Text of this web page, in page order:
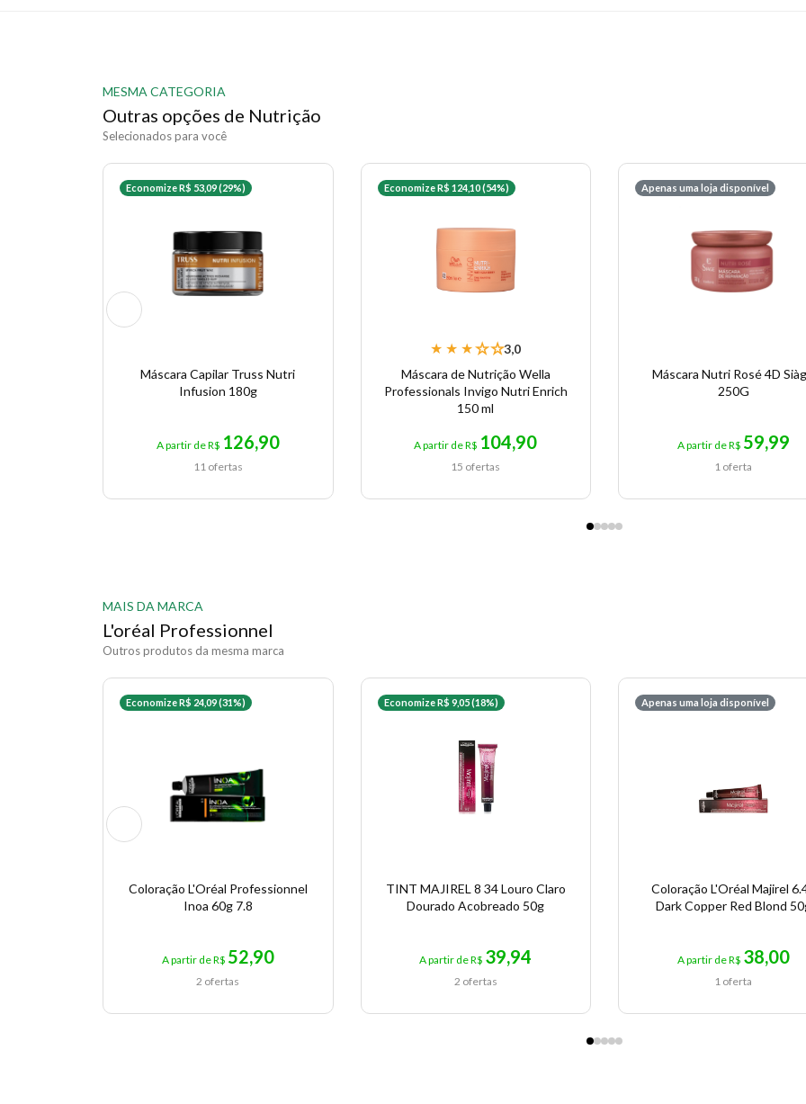
MESMA CATEGORIA
Outras opções de Nutrição
Selecionados para você
Economize R$ 53,09 (29%)
Máscara Capilar Truss Nutri
Infusion 180g
A partir de R$ 126,90
11 ofertas
Economize R$ 124,10 (54%)
★ ★ ★ ★★3,0
Máscara de Nutrição Wella
Professionals Invigo Nutri Enrich
150 ml
A partir de R$ 104,90
15 ofertas
Apenas uma loja disponível
Máscara Nutri Rosé 4D
250G
A partir de R$ 59,99
1 oferta
MAIS DA MARCA
L'oréal Professionnel
Outros produtos da mesma marca
Economize R$ 24,09 (31%)
Coloração L'Oréal Professionnel
Inoa 60g 7.8
A partir de R$ 52,90
2 ofertas
Economize R$ 9,05 (18%)
TINT MAJIREL 8 34 Louro Claro
Dourado Acobreado 50g
A partir de R$ 39,94
2 ofertas
Apenas uma loja disponível
Coloração L'Oréal Majirel
Dark Copper Red Blond
A partir de R$ 38,00
1 oferta